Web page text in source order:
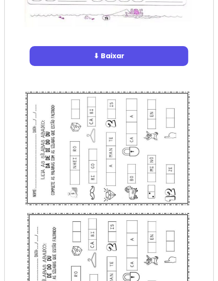
⬇ Baixar